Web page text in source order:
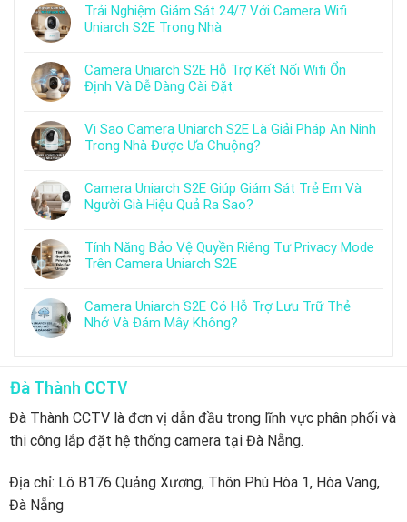
Trải Nghiệm Giám Sát 24/7 Với Camera Wifi
Uniarch S2E Trong Nhà
Camera Uniarch S2E Hỗ Trợ Kết Nối Wifi Ổn
Định Và Dễ Dàng Cài Đặt
Vì Sao Camera Uniarch S2E Là Giải Pháp An Ninh
Trong Nhà Được Ưa Chuộng?
Camera Uniarch S2E Giúp Giám Sát Trẻ Em Và
Người Già Hiệu Quả Ra Sao?
Tính Năng Bảo Vệ Quyền Riêng Tư Privacy Mode
Trên Camera Uniarch S2E
Camera Uniarch S2E Có Hỗ Trợ Lưu Trữ Thẻ
Nhớ Và Đám Mây Không?
Đà Thành CCTV
Đà Thành CCTV là đơn vị dẫn đầu trong lĩnh vực phân phối và
thi công lắp đặt hệ thống camera tại Đà Nẵng.
Địa chỉ: Lô B176 Quảng Xương, Thôn Phú Hòa 1, Hòa Vang,
Đà Nẵng